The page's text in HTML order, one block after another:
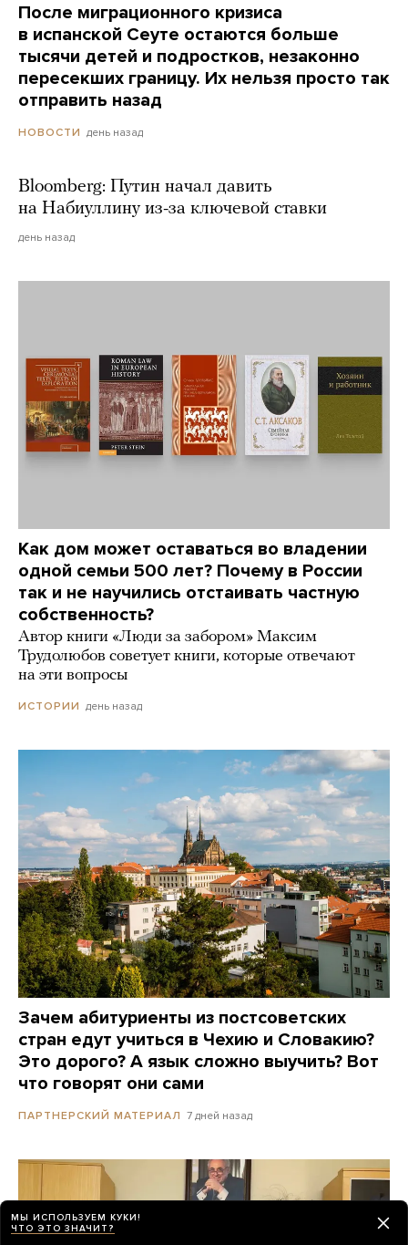
После миграционного кризиса
в испанской Сеуте остаются больше
тысячи детей и подростков, незаконно
пересекших границу. Их нельзя просто так
отправить назад
НОВОСТИ день назад
Bloomberg: Путин начал давить
на Набиуллину из-за ключевой ставки
день назад
Как дом может оставаться во владении
одной семьи 500 лет? Почему в России
так и не научились отстаивать частную
собственность?
Автор книги «Люди за забором» Максим
Трудолюбов советует книги, которые отвечают
на эти вопросы
ИСТОРИИ день назад
Зачем абитуриенты из постсоветских
стран едут учиться в Чехию и Словакию?
Это дорого? А язык сложно выучить? Вот
что говорят они сами
ПАРТНЕРСКИЙ МАТЕРИАЛ 7 дней назад
МЫ ИСПОЛЬЗУЕМ КУКИ!
ЧТО ЭТО ЗНАЧИТ?